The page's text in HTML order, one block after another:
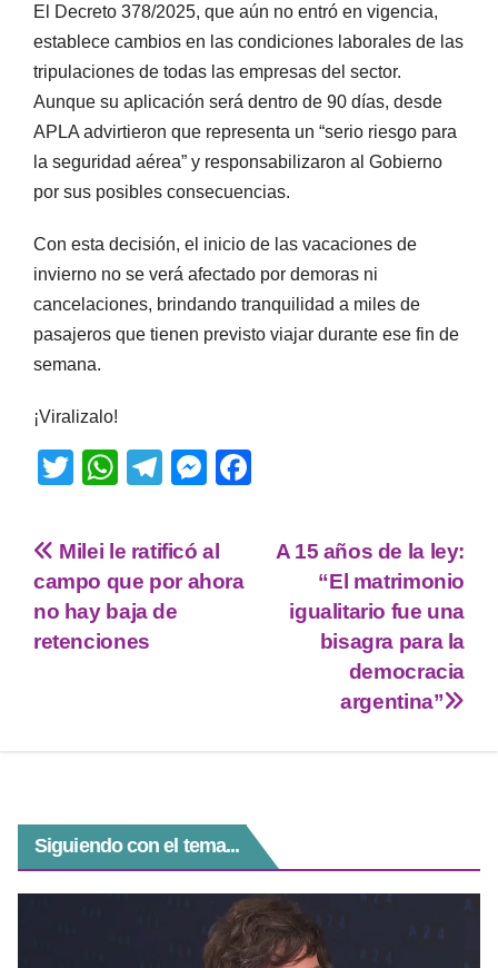
El Decreto 378/2025, que aún no entró en vigencia,
establece cambios en las condiciones laborales de las
tripulaciones de todas las empresas del sector.
Aunque su aplicación será dentro de 90 días, desde
APLA advirtieron que representa un “serio riesgo para
la seguridad aérea” y responsabilizaron al Gobierno
por sus posibles consecuencias.
Con esta decisión, el inicio de las vacaciones de
invierno no se verá afectado por demoras ni
cancelaciones, brindando tranquilidad a miles de
pasajeros que tienen previsto viajar durante ese fin de
semana.
¡Viralizalo!
T
tt
er
W
at
s
A
p
T
e
gr
a
M
ss
e
A 15 años de la ley:
“El matrimonio
igualitario fue una
bisagra para la
democracia
argentina”
Milei le ratificó al
campo que por ahora
no hay baja de
retenciones
Siguiendo con el tema...